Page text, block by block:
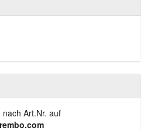
nach Art.Nr. auf